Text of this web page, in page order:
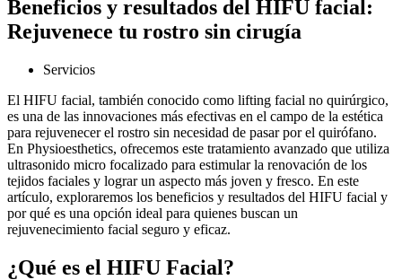
Beneficios y resultados del HIFU facial:
Rejuvenece tu rostro sin cirugía
Servicios
El HIFU facial, también conocido como lifting facial no quirúrgico,
es una de las innovaciones más efectivas en el campo de la estética
para rejuvenecer el rostro sin necesidad de pasar por el quirófano.
En Physioesthetics, ofrecemos este tratamiento avanzado que utiliza
ultrasonido micro focalizado para estimular la renovación de los
tejidos faciales y lograr un aspecto más joven y fresco. En este
artículo, exploraremos los beneficios y resultados del HIFU facial y
por qué es una opción ideal para quienes buscan un
rejuvenecimiento facial seguro y eficaz.
¿Qué es el HIFU Facial?